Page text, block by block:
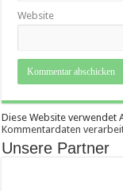
Website
Diese Website verwendet
Kommentardaten
Unsere Partner